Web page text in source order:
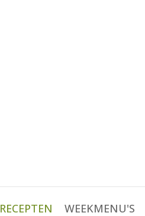
RECEPTEN WEEKMENU'S